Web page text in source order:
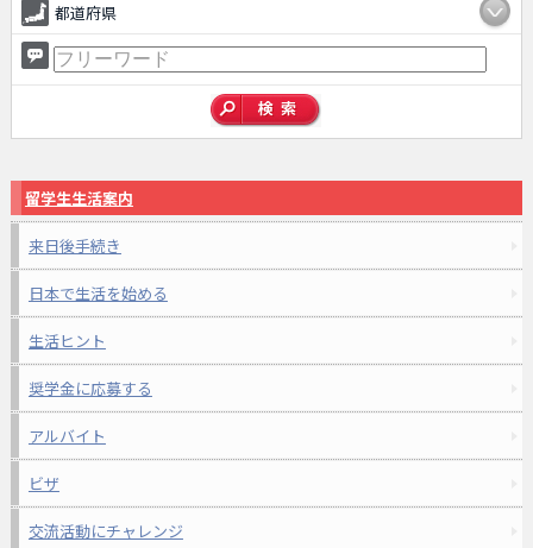
都道府県
留学生生活案内
来日後手続き
日本で生活を始める
生活ヒント
奨学金に応募する
アルバイト
ビザ
交流活動にチャレンジ